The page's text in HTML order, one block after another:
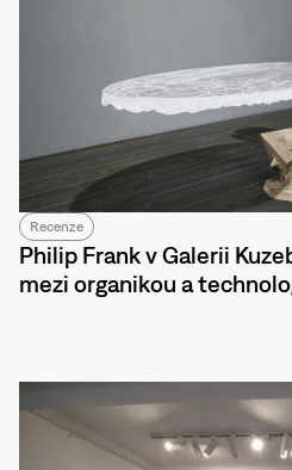
Recenze
Philip Frank v Galerii
mezi organikou a